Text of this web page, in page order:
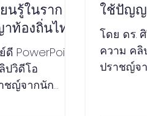
นรู้ในราก
ท้องถิ่นไทย
PowerPoint
ปวิดีโอ
ชญ์จากนัก
ใช้ปัญญ
โดย ดร.
ความ คลิ
ปราชญ์จ